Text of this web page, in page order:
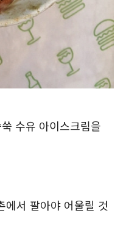
수유 아이스크림을
에서 팔아야 어울릴 것